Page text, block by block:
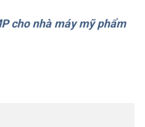
cho nhà máy mỹ phẩm